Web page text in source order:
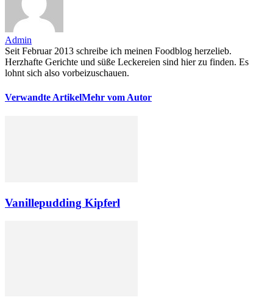
Admin
Seit Februar 2013 schreibe ich meinen Foodblog herzelieb.
Herzhafte Gerichte und süße Leckereien sind hier zu finden. Es
lohnt sich also vorbeizuschauen.
Verwandte ArtikelMehr vom Autor
Vanillepudding Kipferl